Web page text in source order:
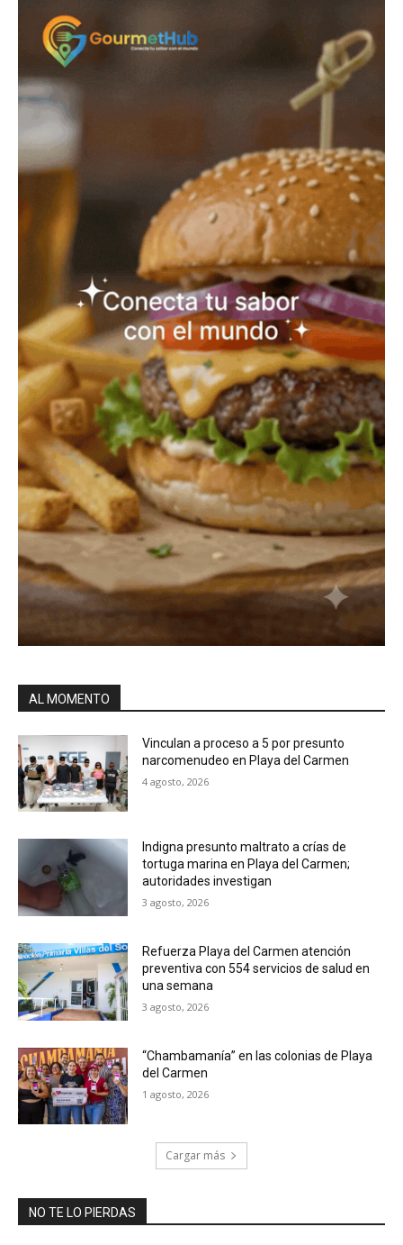
AL MOMENTO
Vinculan a proceso a 5 por presunto
narcomenudeo en Playa del Carmen
4 agosto, 2026
Indigna presunto maltrato a crías de
tortuga marina en Playa del Carmen;
autoridades investigan
3 agosto, 2026
Refuerza Playa del Carmen atención
preventiva con 554 servicios de salud en
una semana
3 agosto, 2026
“Chambamanía” en las colonias de Playa
del Carmen
1 agosto, 2026
Cargar más
NO TE LO PIERDAS